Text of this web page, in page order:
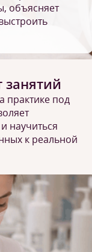
объясняет
практике под
научиться
к реальной